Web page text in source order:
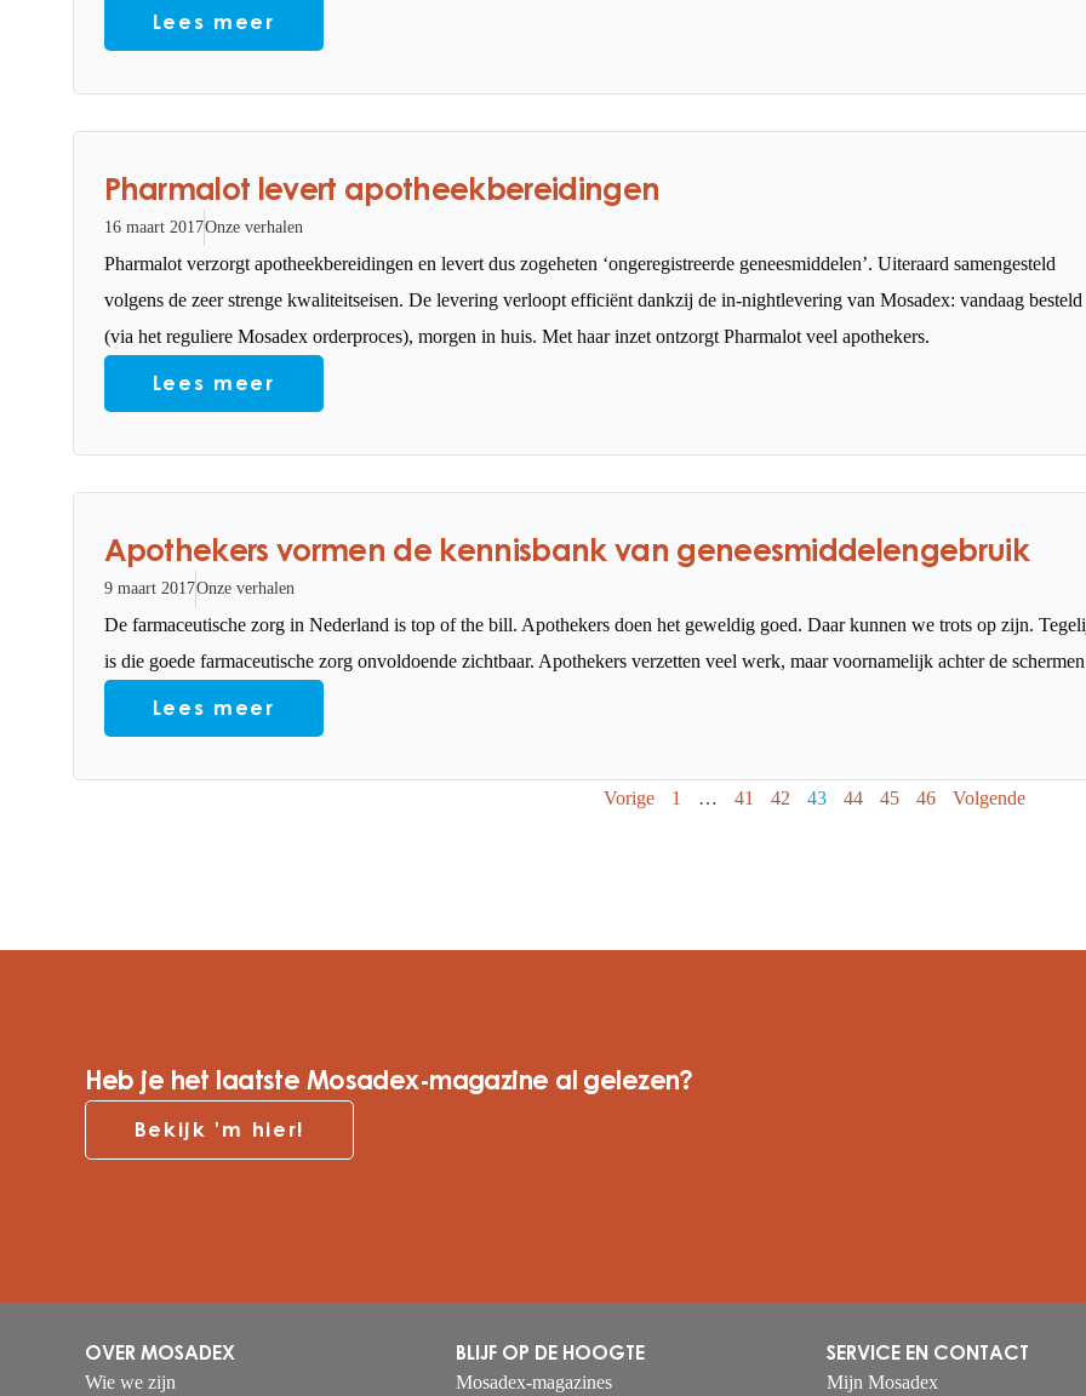
Lees meer
Pharmalot levert apotheekbereidingen
16 maart 2017Onze verhalen
Pharmalot verzorgt apotheekbereidingen en levert dus zogeheten ‘ongeregistreerde geneesmiddelen’. Uiteraard samengesteld
volgens de zeer strenge kwaliteitseisen. De levering verloopt efficiënt dankzij de in-nightlevering van Mosadex: vandaag besteld
(via het reguliere Mosadex orderproces), morgen in huis. Met haar inzet ontzorgt Pharmalot veel apothekers.
Lees meer
Apothekers vormen de kennisbank van geneesmiddelengebruik
9 maart 2017Onze verhalen
De farmaceutische zorg in Nederland is top of the bill. Apothekers doen het geweldig goed. Daar kunnen we trots op zijn.
is die goede farmaceutische zorg onvoldoende zichtbaar. Apothekers verzetten veel werk, maar voornamelijk achter de
Lees meer
Vorige 1 … 41 42 43 44 45 46 Volgende
Heb je het laatste Mosadex-magazine al gelezen?
Bekijk 'm hier!
OVER MOSADEX
Wie we zijn
BLIJF OP DE HOOGTE
Mosadex-magazines
SERVICE EN CONTACT
Mijn Mosadex